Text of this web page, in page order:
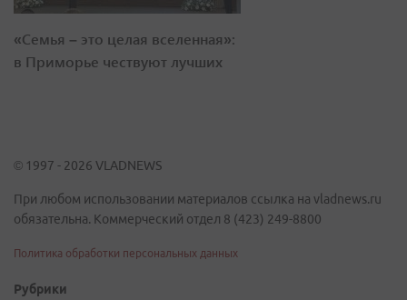
«Семья – это целая вселенная»:
в Приморье чествуют лучших
© 1997 - 2026 VLADNEWS
При любом использовании материалов ссылка на vladnews.ru
обязательна. Коммерческий отдел 8 (423) 249-8800
Политика обработки персональных данных
Рубрики